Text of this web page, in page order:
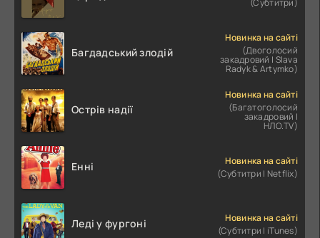
(Субтитри)
Багдадський злодій
Новинка на сайті
(Двоголосий
закадровий | Slava
Radyk & Artymko)
Острів надії
Новинка на сайті
(Багатоголосий
закадровий |
НЛО.TV)
Енні
Новинка на сайті
(Субтитри | Netflix)
Леді у фургоні
Новинка на сайті
(Субтитри | iTunes)